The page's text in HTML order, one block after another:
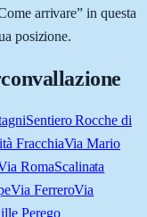
arrivare” in questa
posizione.
Sentiero Rocche di
FracchiaVia Mario
RomaScalinata
Via FerreroVia
Perego